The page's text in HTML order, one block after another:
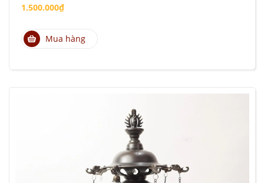
1.500.000₫
Mua hàng